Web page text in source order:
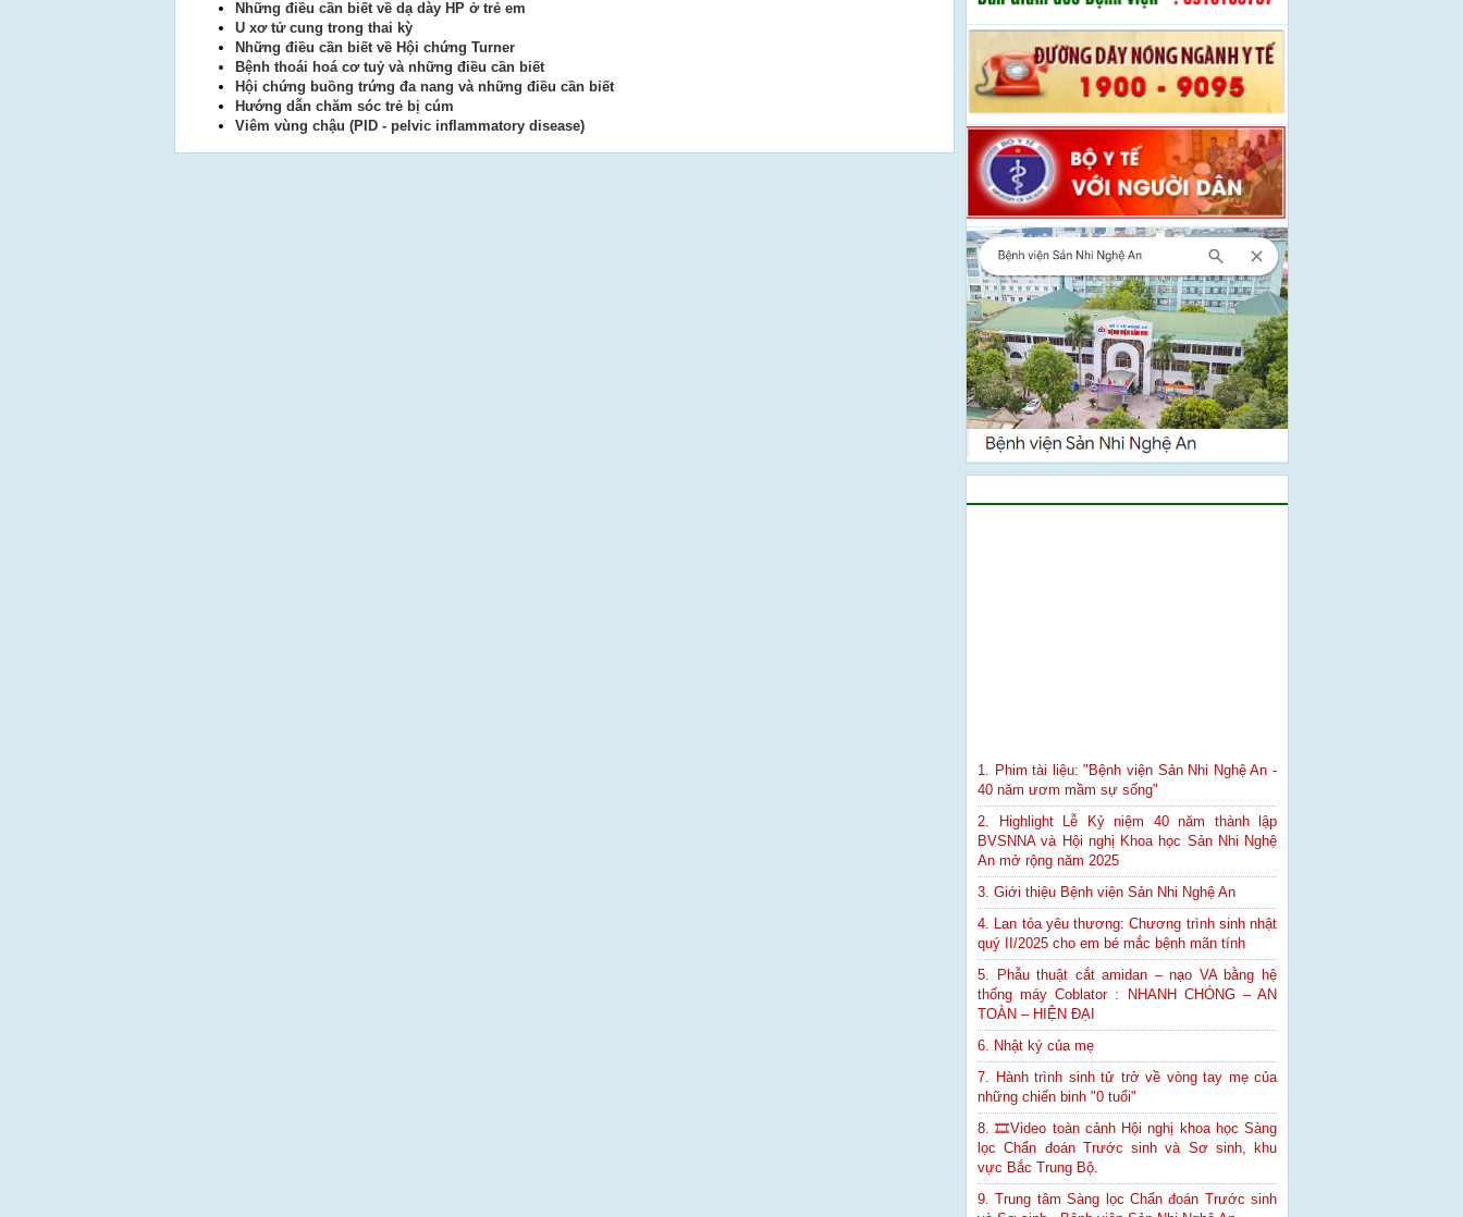
Những điều cần biết về dạ dày HP ở trẻ em
U xơ tử cung trong thai kỳ
Những điều cần biết về Hội chứng Turner
Bệnh thoái hoá cơ tuỷ và những điều cần biết
Hội chứng buồng trứng đa nang và những điều cần biết
Hướng dẫn chăm sóc trẻ bị cúm
Viêm vùng chậu (PID - pelvic inflammatory disease)
1. Phim tài liệu: "Bệnh viện Sản Nhi Nghệ An -
40 năm ươm mầm sự sống"
2. Highlight Lễ Kỷ niệm 40 năm thành lập
BVSNNA và Hội nghị Khoa học Sản Nhi Nghệ
An mở rộng năm 2025
3. Giới thiệu Bệnh viện Sản Nhi Nghệ An
4. Lan tỏa yêu thương: Chương trình sinh nhật
quý II/2025 cho em bé mắc bệnh mãn tính
5. Phẫu thuật cắt amidan – nạo VA bằng hệ
thống máy Coblator : NHANH CHÓNG – AN
TOÀN – HIỆN ĐẠI
6. Nhật ký của mẹ
7. Hành trình sinh tử trở về vòng tay mẹ của
những chiến binh "0 tuổi"
8. 🎞Video toàn cảnh Hội nghị khoa học Sàng
lọc Chẩn đoán Trước sinh và Sơ sinh, khu
vực Bắc Trung Bộ.
9. Trung tâm Sàng lọc Chẩn đoán Trước sinh